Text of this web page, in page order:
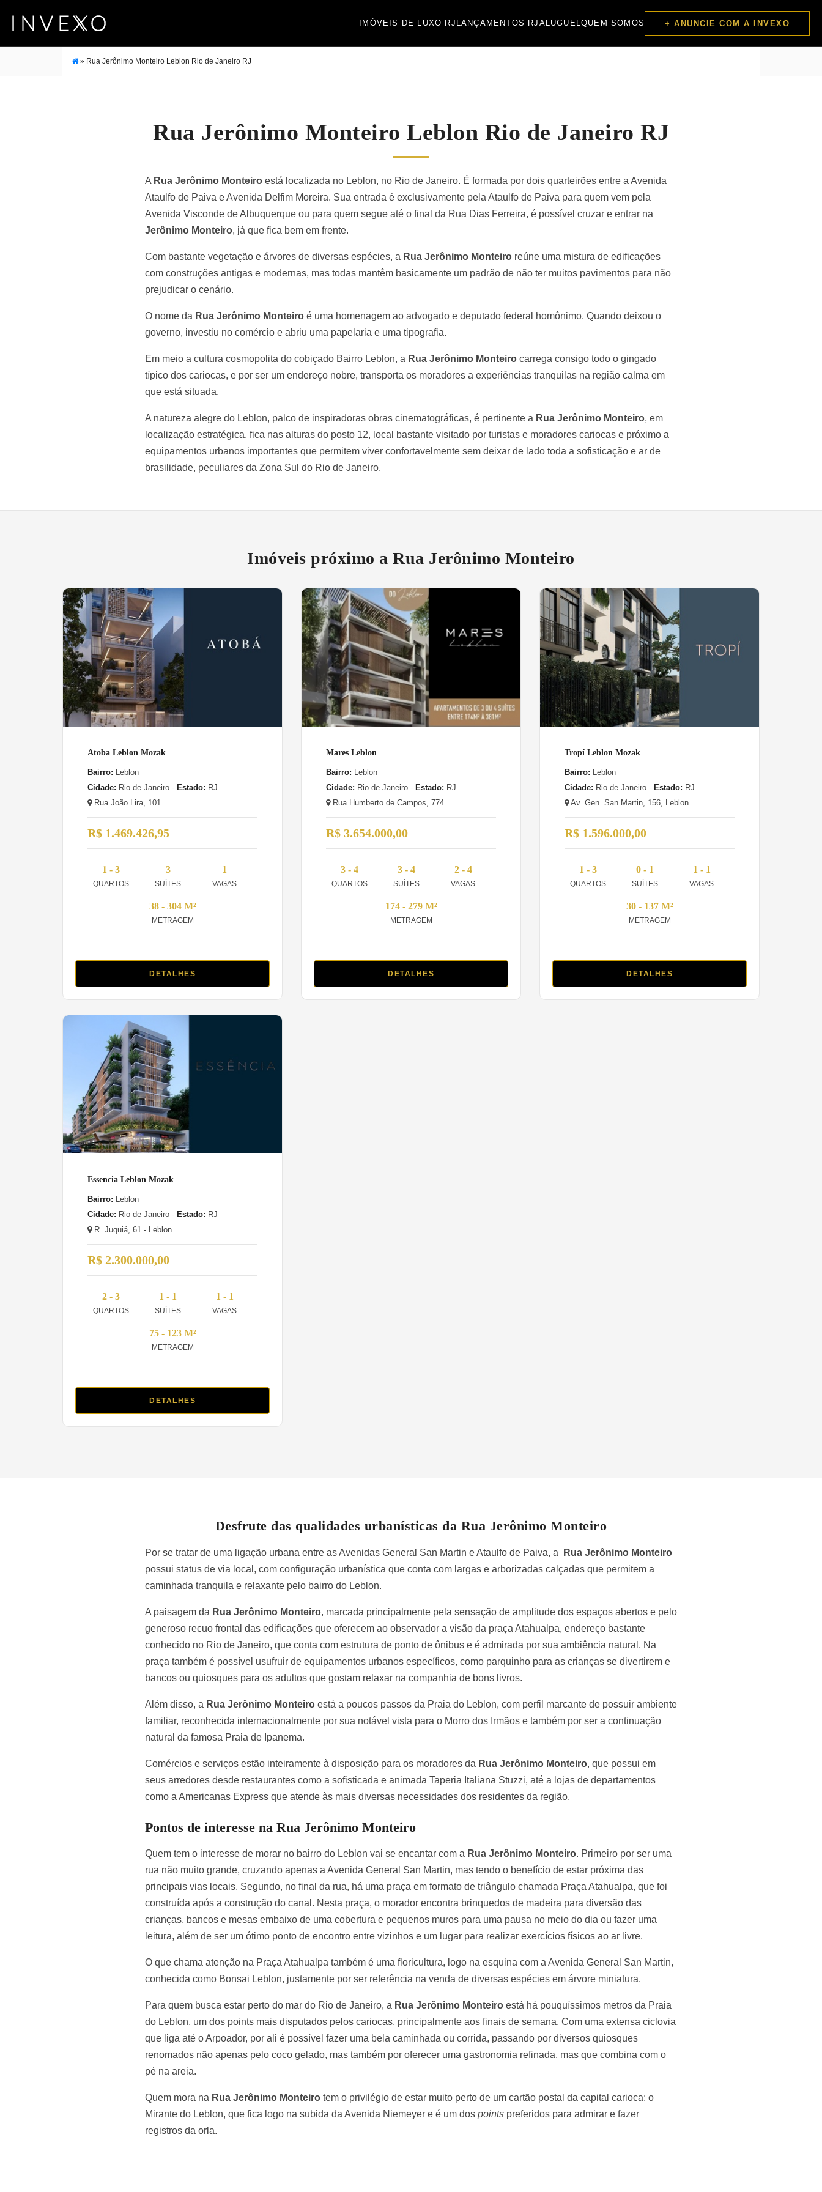
IMÓVEIS DE LUXO RJ LANÇAMENTOS RJ ALUGUELQUEM SOMOS + ANUNCIE COM A INVEXO
» Rua Jerônimo Monteiro Leblon Rio de Janeiro RJ
Rua Jerônimo Monteiro Leblon Rio de Janeiro RJ
A Rua Jerônimo Monteiro está localizada no Leblon, no Rio de Janeiro. É formada por dois quarteirões entre a Avenida
Ataulfo de Paiva e Avenida Delfim Moreira. Sua entrada é exclusivamente pela Ataulfo de Paiva para quem vem pela
Avenida Visconde de Albuquerque ou para quem segue até o final da Rua Dias Ferreira, é possível cruzar e entrar na
Jerônimo Monteiro, já que fica bem em frente.
Com bastante vegetação e árvores de diversas espécies, a Rua Jerônimo Monteiro reúne uma mistura de edificações
com construções antigas e modernas, mas todas mantêm basicamente um padrão de não ter muitos pavimentos para não
prejudicar o cenário.
O nome da Rua Jerônimo Monteiro é uma homenagem ao advogado e deputado federal homônimo. Quando deixou o
governo, investiu no comércio e abriu uma papelaria e uma tipografia.
Em meio a cultura cosmopolita do cobiçado Bairro Leblon, a Rua Jerônimo Monteiro carrega consigo todo o gingado
típico dos cariocas, e por ser um endereço nobre, transporta os moradores a experiências tranquilas na região calma em
que está situada.
A natureza alegre do Leblon, palco de inspiradoras obras cinematográficas, é pertinente a Rua Jerônimo Monteiro, em
localização estratégica, fica nas alturas do posto 12, local bastante visitado por turistas e moradores cariocas e próximo a
equipamentos urbanos importantes que permitem viver confortavelmente sem deixar de lado toda a sofisticação e ar de
brasilidade, peculiares da Zona Sul do Rio de Janeiro.
Imóveis próximo a Rua Jerônimo Monteiro
Atoba Leblon Mozak
Bairro: Leblon
Cidade: Rio de Janeiro - Estado: RJ
Rua João Lira, 101
R$ 1.469.426,95
1 - 3
QUARTOS
3
SUÍTES
1
VAGAS
38 - 304 M²
METRAGEM
DETALHES
Mares Leblon
Bairro: Leblon
Cidade: Rio de Janeiro - Estado: RJ
Rua Humberto de Campos, 774
R$ 3.654.000,00
3 - 4
QUARTOS
3 - 4
SUÍTES
2 - 4
VAGAS
174 - 279 M²
METRAGEM
DETALHES
Tropí Leblon Mozak
Bairro: Leblon
Cidade: Rio de Janeiro - Estado: RJ
Av. Gen. San Martin, 156, Leblon
R$ 1.596.000,00
1 - 3
QUARTOS
0 - 1
SUÍTES
1 - 1
VAGAS
30 - 137 M²
METRAGEM
DETALHES
Essencia Leblon Mozak
Bairro: Leblon
Cidade: Rio de Janeiro - Estado: RJ
R. Juquiá, 61 - Leblon
R$ 2.300.000,00
2 - 3
QUARTOS
1 - 1
SUÍTES
1 - 1
VAGAS
75 - 123 M²
METRAGEM
DETALHES
Desfrute das qualidades urbanísticas da Rua Jerônimo Monteiro
Por se tratar de uma ligação urbana entre as Avenidas General San Martin e Ataulfo de Paiva, a
Rua Jerônimo Monteiro
possui status de via local, com configuração urbanística que conta com largas e arborizadas calçadas que permitem a
caminhada tranquila e relaxante pelo bairro do Leblon.
A paisagem da Rua Jerônimo Monteiro, marcada principalmente pela sensação de amplitude dos espaços abertos e pelo
generoso recuo frontal das edificações que oferecem ao observador a visão da praça Atahualpa, endereço bastante
conhecido no Rio de Janeiro, que conta com estrutura de ponto de ônibus e é admirada por sua ambiência natural. Na
praça também é possível usufruir de equipamentos urbanos específicos, como parquinho para as crianças se divertirem e
bancos ou quiosques para os adultos que gostam relaxar na companhia de bons livros.
Além disso, a Rua Jerônimo Monteiro está a poucos passos da Praia do Leblon, com perfil marcante de possuir ambiente
familiar, reconhecida internacionalmente por sua notável vista para o Morro dos Irmãos e também por ser a continuação
natural da famosa Praia de Ipanema.
Comércios e serviços estão inteiramente à disposição para os moradores da Rua Jerônimo Monteiro, que possui em
seus arredores desde restaurantes como a sofisticada e animada Taperia Italiana Stuzzi, até a lojas de departamentos
como a Americanas Express que atende às mais diversas necessidades dos residentes da região.
Pontos de interesse na Rua Jerônimo Monteiro
Quem tem o interesse de morar no bairro do Leblon vai se encantar com a Rua Jerônimo Monteiro. Primeiro por ser uma
rua não muito grande, cruzando apenas a Avenida General San Martin, mas tendo o benefício de estar próxima das
principais vias locais. Segundo, no final da rua, há uma praça em formato de triângulo chamada Praça Atahualpa, que foi
construída após a construção do canal. Nesta praça, o morador encontra brinquedos de madeira para diversão das
crianças, bancos e mesas embaixo de uma cobertura e pequenos muros para uma pausa no meio do dia ou fazer uma
leitura, além de ser um ótimo ponto de encontro entre vizinhos e um lugar para realizar exercícios físicos ao ar livre.
O que chama atenção na Praça Atahualpa também é uma floricultura, logo na esquina com a Avenida General San Martin,
conhecida como Bonsai Leblon, justamente por ser referência na venda de diversas espécies em árvore miniatura.
Para quem busca estar perto do mar do Rio de Janeiro, a Rua Jerônimo Monteiro está há pouquíssimos metros da Praia
do Leblon, um dos points mais disputados pelos cariocas, principalmente aos finais de semana. Com uma extensa ciclovia
que liga até o Arpoador, por ali é possível fazer uma bela caminhada ou corrida, passando por diversos quiosques
renomados não apenas pelo coco gelado, mas também por oferecer uma gastronomia refinada, mas que combina com o
pé na areia.
Quem mora na Rua Jerônimo Monteiro tem o privilégio de estar muito perto de um cartão postal da capital carioca: o
Mirante do Leblon, que fica logo na subida da Avenida Niemeyer e é um dos points preferidos para admirar e fazer
registros da orla.